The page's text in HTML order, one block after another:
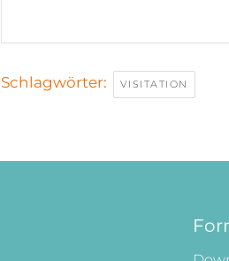
Schlagwörter: VISITATION